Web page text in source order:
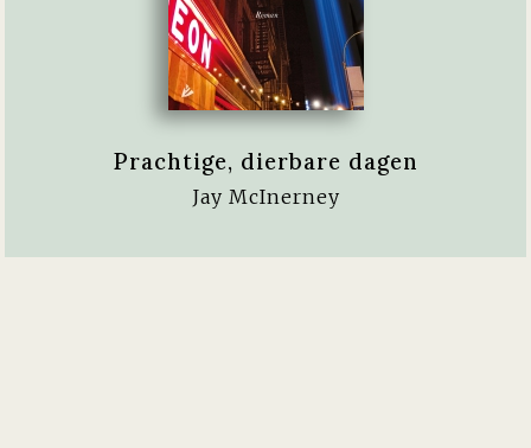
Prachtige, dierbare dagen
Jay McInerney